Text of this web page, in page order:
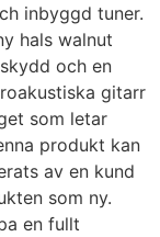
inbyggd tuner.
hals walnut
och en
gitarr
som letar
produkt kan
av en kund
som ny.
en fullt